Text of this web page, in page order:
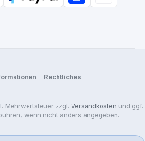
Rechtliches
Mehrwertsteuer zzgl. Versandkosten und ggf.
wenn nicht anders angegeben.